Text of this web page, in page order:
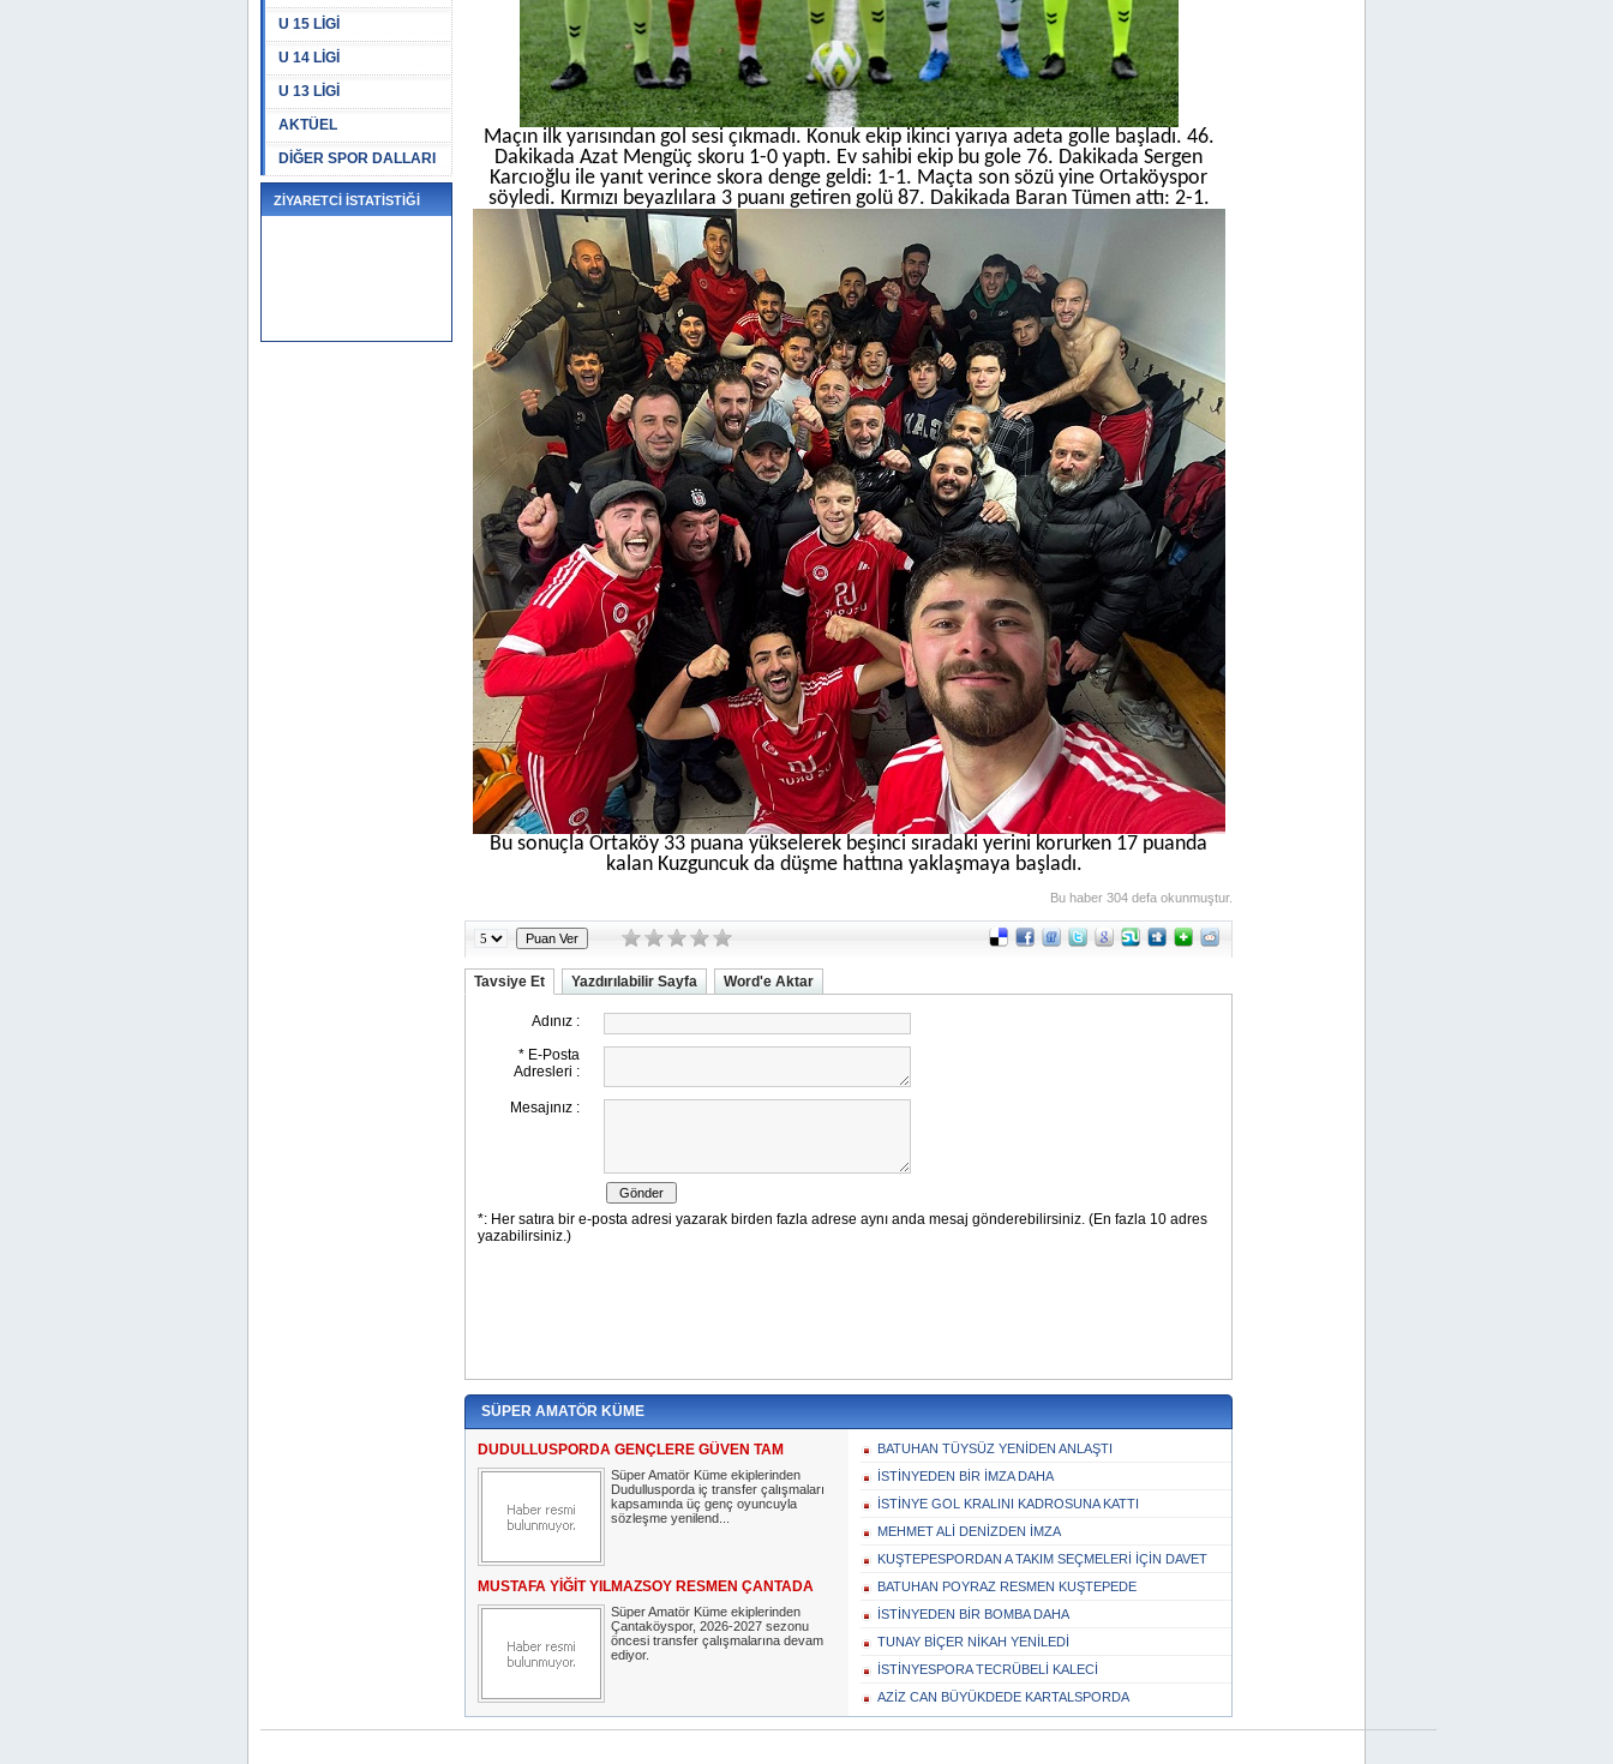
U 15 LİGİ
U 14 LİGİ
U 13 LİGİ
AKTÜEL
DİĞER SPOR DALLARI
ZİYARETCİ İSTATİSTİĞİ
Maçın ilk yarısından gol sesi çıkmadı. Konuk ekip ikinci yarıya adeta golle başladı. 46.
Dakikada Azat Mengüç skoru 1-0 yaptı. Ev sahibi ekip bu gole 76. Dakikada Sergen
Karcıoğlu ile yanıt verince skora denge geldi: 1-1. Maçta son sözü yine Ortaköyspor
söyledi. Kırmızı beyazlılara 3 puanı getiren golü 87. Dakikada Baran Tümen attı: 2-1.
Bu sonuçla Ortaköy 33 puana yükselerek beşinci sıradaki yerini korurken 17 puanda
kalan Kuzguncuk da düşme hattına yaklaşmaya başladı.
Bu haber 304 defa okunmuştur.
Tavsiye Et Yazdırılabilir Sayfa Word'e Aktar
SÜPER AMATÖR KÜME
DUDULLUSPORDA GENÇLERE GÜVEN TAM
Süper Amatör Küme ekiplerinden
Dudullusporda iç transfer çalışmaları
kapsamında üç genç oyuncuyla
sözleşme yenilend...
MUSTAFA YİĞİT YILMAZSOY RESMEN ÇANTADA
Süper Amatör Küme ekiplerinden
Çantaköyspor, 2026-2027 sezonu
öncesi transfer çalışmalarına devam
ediyor.
BATUHAN TÜYSÜZ YENİDEN ANLAŞTI
İSTİNYEDEN BİR İMZA DAHA
İSTİNYE GOL KRALINI KADROSUNA KATTI
MEHMET ALİ DENİZDEN İMZA
KUŞTEPESPORDAN A TAKIM SEÇMELERİ İÇİN DAVET
BATUHAN POYRAZ RESMEN KUŞTEPEDE
İSTİNYEDEN BİR BOMBA DAHA
TUNAY BİÇER NİKAH YENİLEDİ
İSTİNYESPORA TECRÜBELİ KALECİ
AZİZ CAN BÜYÜKDEDE KARTALSPORDA